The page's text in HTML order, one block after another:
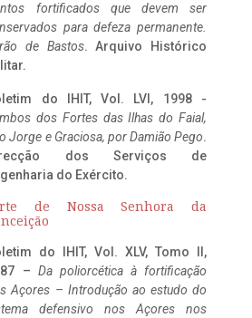
fortificados que devem ser
para defeza permanente.
de Bastos. Arquivo Histórico
do IHIT, Vol. LVI, 1998 -
dos Fortes das Ilhas do Faial,
Jorge e Graciosa, por Damião Pego.
dos Serviços de
do Exército.
de Nossa Senhora da
do IHIT, Vol. XLV, Tomo II,
– Da poliorcética à fortificação
Açores – Introdução ao estudo do
defensivo nos Açores nos